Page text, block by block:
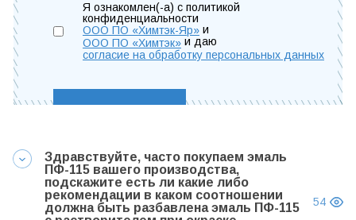
Я ознакомлен(-а) с политикой
конфиденциальности
ООО ПО «Химтэк-Яр» и
ООО ПО «Химтэк» и даю
согласие на обработку персональных данных
Здравствуйте, часто покупаем эмаль
ПФ-115 вашего производства,
подскажите есть ли какие либо
рекомендации в каком соотношении
должна быть разбавлена эмаль ПФ-115
54